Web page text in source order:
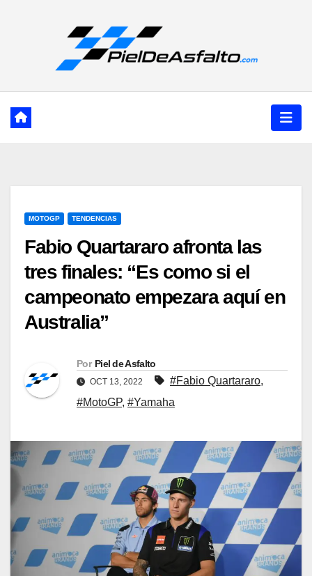
MOTOGP TENDENCIAS
Fabio Quartararo afronta las
tres finales: “Es como si el
campeonato empezara aquí en
Australia”
Por Piel de Asfalto
OCT 13, 2022 #Fabio Quartararo,
#MotoGP, #Yamaha